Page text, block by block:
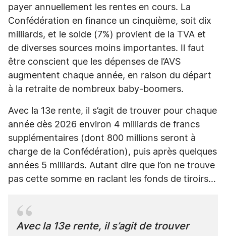
payer annuellement les rentes en cours. La
Confédération en finance un cinquième, soit dix
milliards, et le solde (7%) provient de la TVA et
de diverses sources moins importantes. Il faut
être conscient que les dépenses de l’AVS
augmentent chaque année, en raison du départ
à la retraite de nombreux baby-boomers.
Avec la 13e rente, il s’agit de trouver pour chaque
année dès 2026 environ 4 milliards de francs
supplémentaires (dont 800 millions seront à
charge de la Confédération), puis après quelques
années 5 milliards. Autant dire que l’on ne trouve
pas cette somme en raclant les fonds de tiroirs…
Avec la 13e rente, il s’agit de trouver